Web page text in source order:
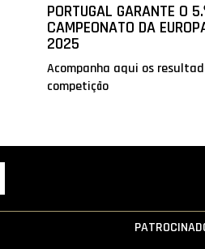
PORTUGAL GARANTE O
CAMPEONATO DA
2025
Acompanha aqui os
competição